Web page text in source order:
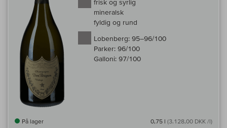
frisk og syrlig
mineralsk
fyldig og rund
Lobenberg: 95–96/100
Parker: 96/100
Galloni: 97/100
På lager 0,75 l (3.128,00 DKK /l)